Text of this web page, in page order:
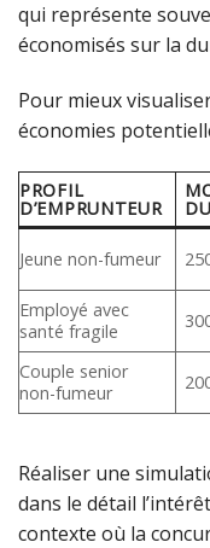
qui représente
économisés sur la
Pour mieux
économies
PROFIL
D’EMPRUNTEUR
Jeune non-fumeur
Employé avec
santé fragile
Couple senior
non-fumeur
Réaliser une
dans le détail
contexte où la